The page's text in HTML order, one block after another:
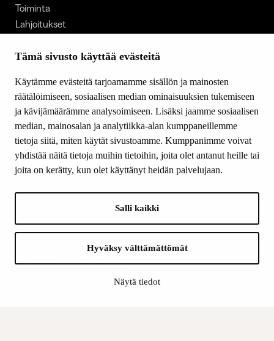
Tämä sivusto käyttää evästeitä
Käytämme evästeitä tarjoamamme sisällön ja mainosten
räätälöimiseen, sosiaalisen median ominaisuuksien tukemiseen
ja kävijämäärämme analysoimiseen. Lisäksi jaamme sosiaalisen
median, mainosalan ja analytiikka-alan kumppaneillemme
tietoja siitä, miten käytät sivustoamme. Kumppanimme voivat
yhdistää näitä tietoja muihin tietoihin, joita olet antanut heille tai
joita on kerätty, kun olet käyttänyt heidän palvelujaan.
Salli kaikki
Hyväksy välttämättömät
Näytä tiedot
Toiminta
Lahjoitukset
Ajankohtaista
Yhteystiedot
SEURAA MEITÄ
Facebook
Instagram
LinkedIn
Suomen Kulttuurirahasto: